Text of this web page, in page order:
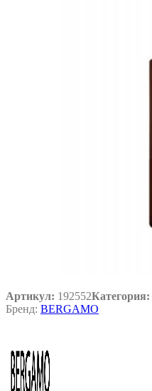
Артикул: 192552Категория:
Бренд: BERGAMO